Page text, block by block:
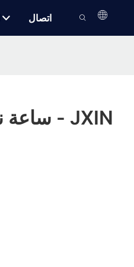
اتصال
ساعة نيون حمراء جديدة للبيع بالجملة - JXIN